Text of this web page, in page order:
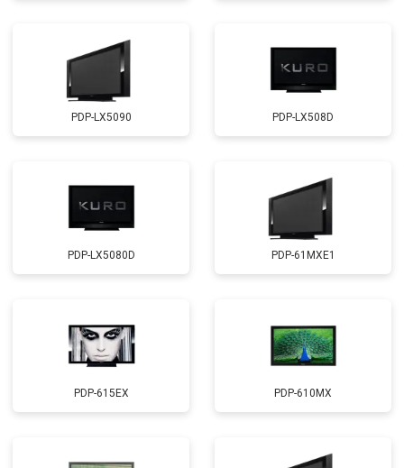
PDP-LX5090 PDP-LX508D
PDP-LX5080D PDP-61MXE1
PDP-615EX PDP-610MX